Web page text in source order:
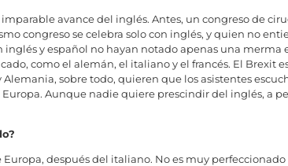
avance del inglés. Antes, un congreso de
congreso se celebra solo con inglés, y quien no
y español no hayan notado apenas una merma
como el alemán, el italiano y el francés. El Brexit
sobre todo, quieren que los asistentes
Aunque nadie quiere prescindir del inglés, a
después del italiano. No es muy